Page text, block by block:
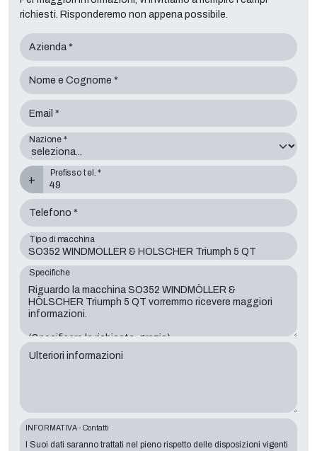
richiesti. Risponderemo non appena possibile.
Azienda *
Nome e Cognome *
Email *
Nazione *
+
Prefisso tel. *
Telefono *
Tipo di macchina
Specifiche
Ulteriori informazioni
INFORMATIVA - Contatti
I Suoi dati saranno trattati nel pieno rispetto delle disposizioni vigenti